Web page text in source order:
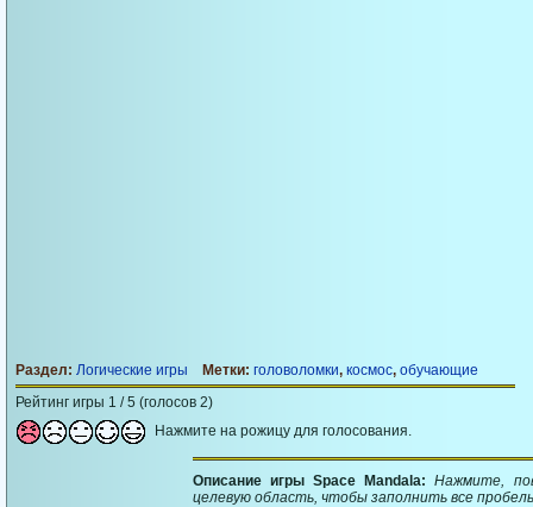
Раздел: Логические игры Метки: головоломки, космос, обучающие
Рейтинг игры 1 / 5 (голосов 2)
Нажмите на рожицу для голосования.
Описание игры Space Mandala:Нажмите,
целевую область, чтобы заполнить все